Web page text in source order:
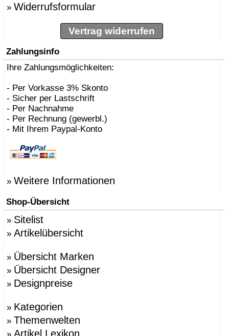
» Widerrufsformular
Vertrag widerrufen
Zahlungsinfo
Ihre Zahlungsmöglichkeiten:
- Per Vorkasse 3% Skonto
- Sicher per Lastschrift
- Per Nachnahme
- Per Rechnung (gewerbl.)
- Mit Ihrem Paypal-Konto
» Weitere Informationen
Shop-Übersicht
» Sitelist
» Artikelübersicht
» Übersicht Marken
» Übersicht Designer
» Designpreise
» Kategorien
» Themenwelten
Artikel Lexikon